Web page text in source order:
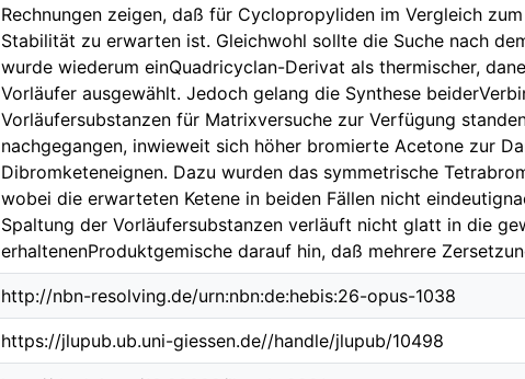
Rechnungen zeigen, daß für Cyclopropyliden im Vergleich
Stabilität zu erwarten ist. Gleichwohl sollte die Suche nach
wurde wiederum einQuadricyclan-Derivat als thermischer,
Vorläufer ausgewählt. Jedoch gelang die Synthese
Vorläufersubstanzen für Matrixversuche zur Verfügung
nachgegangen, inwieweit sich höher bromierte Acetone zur
Dibromketeneignen. Dazu wurden das symmetrische
wobei die erwarteten Ketene in beiden Fällen nicht
Spaltung der Vorläufersubstanzen verläuft nicht glatt in die
erhaltenenProduktgemische darauf hin, daß mehrere
http://nbn-resolving.de/urn:nbn:de:hebis:26-opus-1038
https://jlupub.ub.uni-giessen.de//handle/jlupub/10498